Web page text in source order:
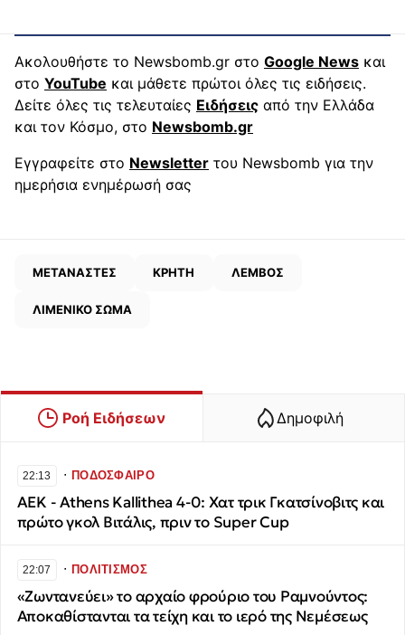
Ακολουθήστε το Newsbomb.gr στο Google News και
στο YouTube και μάθετε πρώτοι όλες τις ειδήσεις.
Δείτε όλες τις τελευταίες Ειδήσεις από την Ελλάδα
και τον Κόσμο, στο Newsbomb.gr
Εγγραφείτε στο Newsletter του Newsbomb για την
ημερήσια ενημέρωσή σας
ΜΕΤΑΝΑΣΤΕΣ ΚΡΗΤΗ ΛΕΜΒΟΣ
ΛΙΜΕΝΙΚΟ ΣΩΜΑ
Ροή Ειδήσεων Δημοφιλή
22:13 ∙ΠΟΔΟΣΦΑΙΡΟ
ΑΕΚ - Athens Kallithea 4-0: Χατ τρικ Γκατσίνοβιτς και
πρώτο γκολ Βιτάλις, πριν το Super Cup
22:07 ∙ΠΟΛΙΤΙΣΜΟΣ
«Ζωντανεύει» το αρχαίο φρούριο του Ραμνούντος:
Αποκαθίστανται τα τείχη και το ιερό της Νεμέσεως